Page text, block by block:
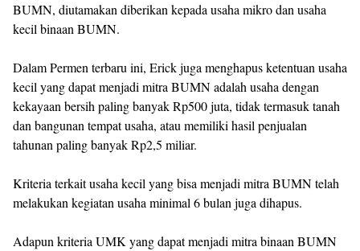
BUMN, diutamakan diberikan kepada usaha mikro dan usaha
kecil binaan BUMN.
Dalam Permen terbaru ini, Erick juga menghapus ketentuan usaha
kecil yang dapat menjadi mitra BUMN adalah usaha dengan
kekayaan bersih paling banyak Rp500 juta, tidak termasuk tanah
dan bangunan tempat usaha, atau memiliki hasil penjualan
tahunan paling banyak Rp2,5 miliar.
Kriteria terkait usaha kecil yang bisa menjadi mitra BUMN telah
melakukan kegiatan usaha minimal 6 bulan juga dihapus.
Adapun kriteria UMK yang dapat menjadi mitra binaan BUMN